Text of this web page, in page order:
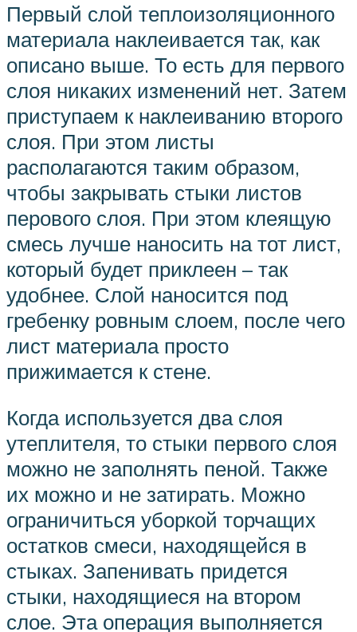
Первый слой теплоизоляционного
материала наклеивается так, как
описано выше. То есть для первого
слоя никаких изменений нет. Затем
приступаем к наклеиванию второго
слоя. При этом листы
располагаются таким образом,
чтобы закрывать стыки листов
перового слоя. При этом клеящую
смесь лучше наносить на тот лист,
который будет приклеен – так
удобнее. Слой наносится под
гребенку ровным слоем, после чего
лист материала просто
прижимается к стене.
Когда используется два слоя
утеплителя, то стыки первого слоя
можно не заполнять пеной. Также
их можно и не затирать. Можно
ограничиться уборкой торчащих
остатков смеси, находящейся в
стыках. Запенивать придется
стыки, находящиеся на втором
слое. Эта операция выполняется